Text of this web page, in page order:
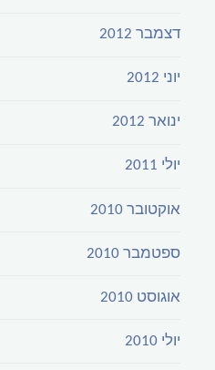
דצמבר 2012
יוני 2012
ינואר 2012
יולי 2011
אוקטובר 2010
ספטמבר 2010
אוגוסט 2010
יולי 2010